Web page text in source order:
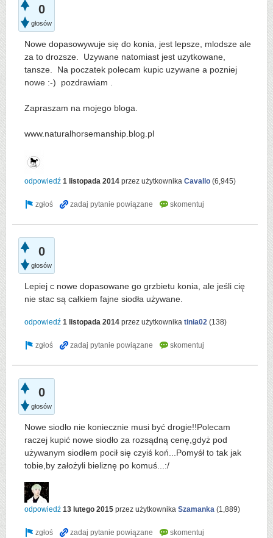
0
głosów
Nowe dopasowywuje się do konia, jest lepsze, mlodsze ale
za to drozsze. Uzywane natomiast jest uzytkowane,
tansze. Na poczatek polecam kupic uzywane a pozniej
nowe :-) pozdrawiam .
Zapraszam na mojego bloga.
www.naturalhorsemanship.blog.pl
odpowiedź 1 listopada 2014 przez użytkownika Cavallo (6,945)
0
głosów
Lepiej c nowe dopasowane go grzbietu konia, ale jeśli cię
nie stac są całkiem fajne siodła używane.
odpowiedź 1 listopada 2014 przez użytkownika tinia02 (138)
0
głosów
Nowe siodło nie koniecznie musi być drogie!!Polecam
raczej kupić nowe siodło za rozsądną cenę,gdyż pod
używanym siodłem pocił się czyiś koń...Pomyśł to tak jak
tobie,by założyli bieliznę po komuś...:/
odpowiedź 13 lutego 2015 przez użytkownika Szamanka (1,889)